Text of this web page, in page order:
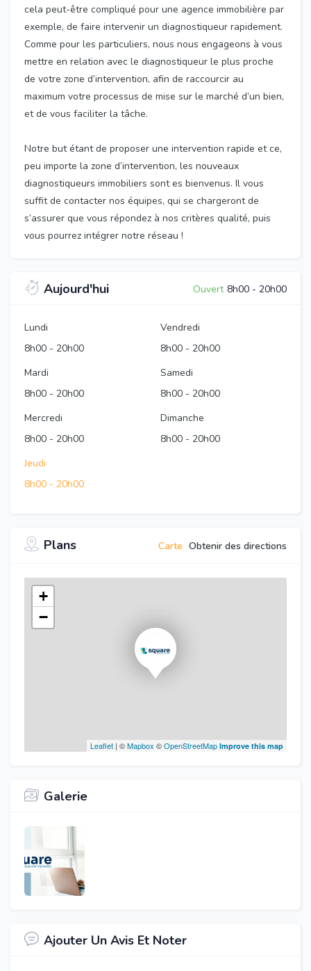
cela peut-être compliqué pour une agence immobilière par
exemple, de faire intervenir un diagnostiqueur rapidement.
Comme pour les particuliers, nous nous engageons à vous
mettre en relation avec le diagnostiqueur le plus proche
de votre zone d’intervention, afin de raccourcir au
maximum votre processus de mise sur le marché d’un bien,
et de vous faciliter la tâche.
Notre but étant de proposer une intervention rapide et ce,
peu importe la zone d’intervention, les nouveaux
diagnostiqueurs immobiliers sont es bienvenus. Il vous
suffit de contacter nos équipes, qui se chargeront de
s’assurer que vous répondez à nos critères qualité, puis
vous pourrez intégrer notre réseau !
Aujourd'hui Ouvert 8h00 - 20h00
Lundi
8h00 - 20h00
Mardi
8h00 - 20h00
Mercredi
8h00 - 20h00
Jeudi
8h00 - 20h00
Vendredi
8h00 - 20h00
Samedi
8h00 - 20h00
Dimanche
8h00 - 20h00
Plans Carte Obtenir des directions
+
−
Leaflet | ©Mapbox ©OpenStreetMap Improve this map
Galerie
Ajouter Un Avis Et Noter